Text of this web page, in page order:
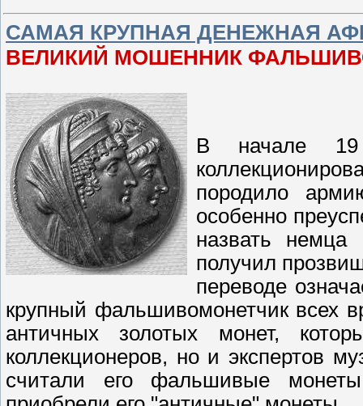
САМАЯ КРУПНАЯ ДЕНЕЖНАЯ
ВЕЛИКИЙ МОШЕННИК
В начале 19
породило
особенно
назвать
получил
переводе
крупный фальшивомонетчик всех
античных золотых монет,
коллекционеров, но и экспертов
считали его фальшивые